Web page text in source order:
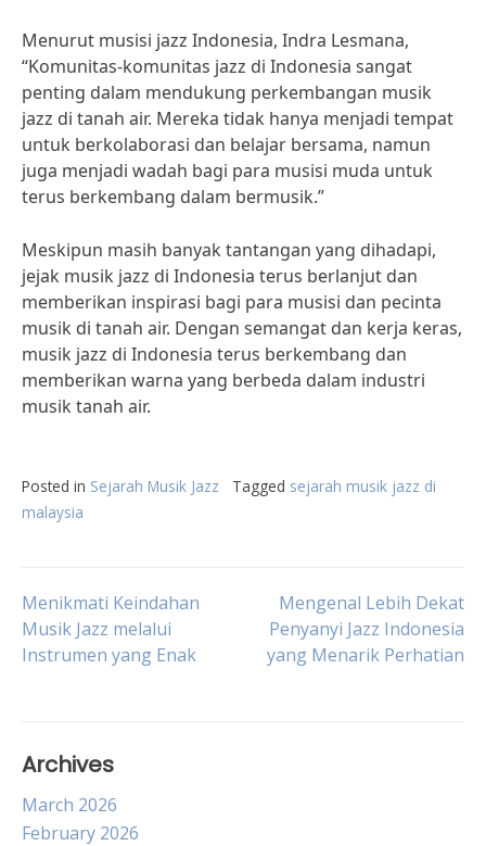
Menurut musisi jazz Indonesia, Indra Lesmana,
“Komunitas-komunitas jazz di Indonesia sangat
penting dalam mendukung perkembangan musik
jazz di tanah air. Mereka tidak hanya menjadi tempat
untuk berkolaborasi dan belajar bersama, namun
juga menjadi wadah bagi para musisi muda untuk
terus berkembang dalam bermusik.”
Meskipun masih banyak tantangan yang dihadapi,
jejak musik jazz di Indonesia terus berlanjut dan
memberikan inspirasi bagi para musisi dan pecinta
musik di tanah air. Dengan semangat dan kerja keras,
musik jazz di Indonesia terus berkembang dan
memberikan warna yang berbeda dalam industri
musik tanah air.
Posted in Sejarah Musik Jazz Tagged sejarah musik jazz di
malaysia
Post
navigation
Menikmati Keindahan
Musik Jazz melalui
Instrumen yang Enak
Mengenal Lebih Dekat
Penyanyi Jazz Indonesia
yang Menarik Perhatian
Archives
March 2026
February 2026